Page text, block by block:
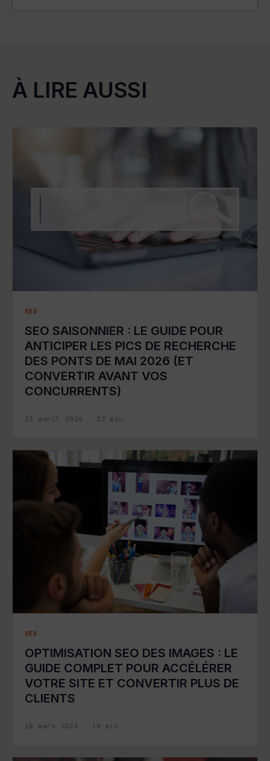
À LIRE AUSSI
SEO
SEO SAISONNIER : LE GUIDE POUR
ANTICIPER LES PICS DE RECHERCHE
DES PONTS DE MAI 2026 (ET
CONVERTIR AVANT VOS
CONCURRENTS)
23 avril 2026 · 22 min
SEO
OPTIMISATION SEO DES IMAGES : LE
GUIDE COMPLET POUR ACCÉLÉRER
VOTRE SITE ET CONVERTIR PLUS DE
CLIENTS
18 mars 2026 · 19 min